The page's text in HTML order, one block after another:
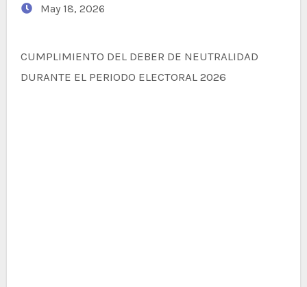
May 18, 2026
CUMPLIMIENTO DEL DEBER DE NEUTRALIDAD
DURANTE EL PERIODO ELECTORAL 2026